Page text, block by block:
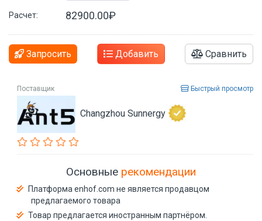
Расчет: 82900.00₽
Запросить Добавить Сравнить
Поставщик Быстрый просмотр
Changzhou Sunnergy
Основные рекомендации
Платформа enhof.com не является продавцом
предлагаемого товара
Товар предлагается иностранным партнёром.